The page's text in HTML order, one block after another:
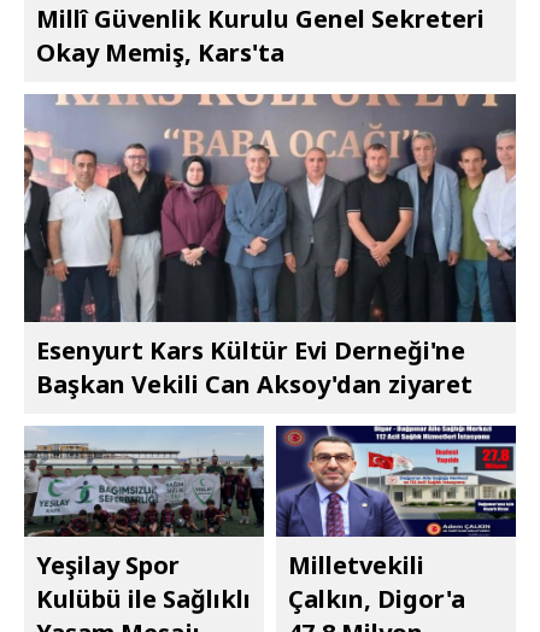
Millî Güvenlik Kurulu Genel Sekreteri
Okay Memiş, Kars'ta
Esenyurt Kars Kültür Evi Derneği'ne
Başkan Vekili Can Aksoy'dan ziyaret
Yeşilay Spor
Kulübü ile Sağlıklı
Milletvekili
Çalkın, Digor'a